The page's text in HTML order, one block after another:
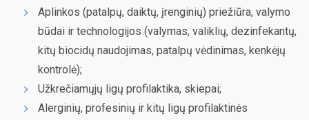
Aplinkos (patalpų, daiktų, įrenginių) priežiūra, valymo
būdai ir technologijos (valymas, valiklių, dezinfekantų,
kitų biocidų naudojimas, patalpų vėdinimas, kenkėjų
kontrolė);
Užkrečiamųjų ligų profilaktika, skiepai;
Alerginių, profesinių ir kitų ligų profilaktinės